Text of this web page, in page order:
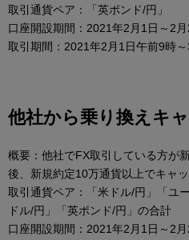
取引通貨ペア：「英ポンド/円」
口座開設期間：2021年2月1日～2月
取引期間：2021年2月1日午前9時
他社から乗り換えキ
概要：他社でFX取引している方が
後、新規約定10万通貨以上でキャ
取引通貨ペア：「米ドル/円」「ユ
ドル/円」「英ポンド/円」の合計
口座開設期間：2021年2月1日～2月